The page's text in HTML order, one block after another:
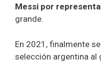
Messi por
grande.
En 2021, finalmente
selección argentina al